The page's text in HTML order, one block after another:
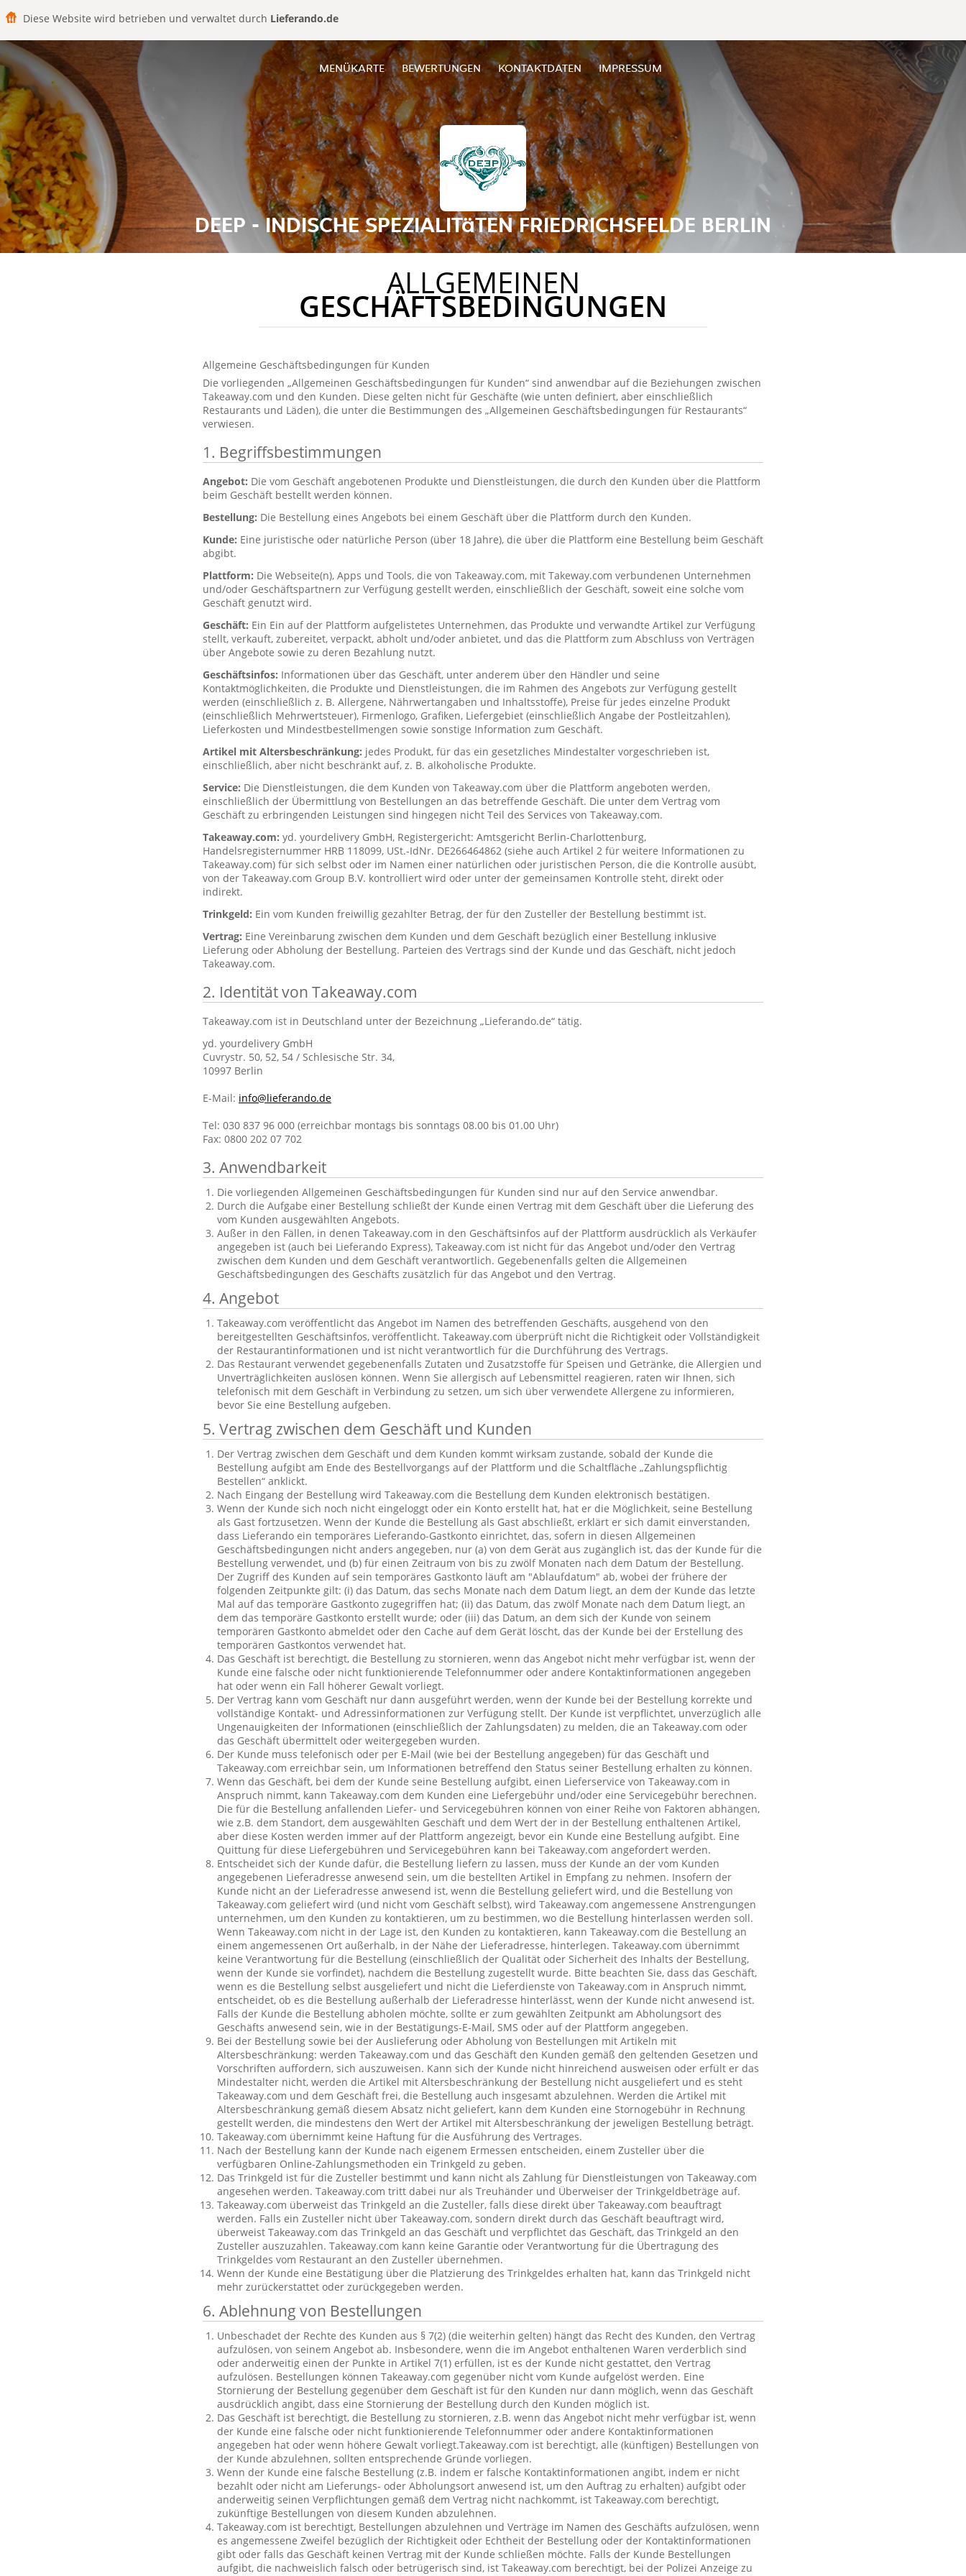
Diese Website wird betrieben und verwaltet durch Lieferando.de
MENÜKARTE BEWERTUNGEN KONTAKTDATEN IMPRESSUM
DEEP - INDISCHE SPEZIALITäTEN FRIEDRICHSFELDE BERLIN
ALLGEMEINEN
GESCHÄFTSBEDINGUNGEN
Allgemeine Geschäftsbedingungen für Kunden
Die vorliegenden „Allgemeinen Geschäftsbedingungen für Kunden“ sind anwendbar auf die Beziehungen zwischen
Takeaway.com und den Kunden. Diese gelten nicht für Geschäfte (wie unten definiert, aber einschließlich
Restaurants und Läden), die unter die Bestimmungen des „Allgemeinen Geschäftsbedingungen für Restaurants“
verwiesen.
1. Begriffsbestimmungen
Angebot: Die vom Geschäft angebotenen Produkte und Dienstleistungen, die durch den Kunden über die Plattform
beim Geschäft bestellt werden können.
Bestellung: Die Bestellung eines Angebots bei einem Geschäft über die Plattform durch den Kunden.
Kunde: Eine juristische oder natürliche Person (über 18 Jahre), die über die Plattform eine Bestellung beim Geschäft
abgibt.
Plattform: Die Webseite(n), Apps und Tools, die von Takeaway.com, mit Takeway.com verbundenen Unternehmen
und/oder Geschäftspartnern zur Verfügung gestellt werden, einschließlich der Geschäft, soweit eine solche vom
Geschäft genutzt wird.
Geschäft: Ein Ein auf der Plattform aufgelistetes Unternehmen, das Produkte und verwandte Artikel zur Verfügung
stellt, verkauft, zubereitet, verpackt, abholt und/oder anbietet, und das die Plattform zum Abschluss von Verträgen
über Angebote sowie zu deren Bezahlung nutzt.
Geschäftsinfos: Informationen über das Geschäft, unter anderem über den Händler und seine
Kontaktmöglichkeiten, die Produkte und Dienstleistungen, die im Rahmen des Angebots zur Verfügung gestellt
werden (einschließlich z. B. Allergene, Nährwertangaben und Inhaltsstoffe), Preise für jedes einzelne Produkt
(einschließlich Mehrwertsteuer), Firmenlogo, Grafiken, Liefergebiet (einschließlich Angabe der Postleitzahlen),
Lieferkosten und Mindestbestellmengen sowie sonstige Information zum Geschäft.
Artikel mit Altersbeschränkung: jedes Produkt, für das ein gesetzliches Mindestalter vorgeschrieben ist,
einschließlich, aber nicht beschränkt auf, z. B. alkoholische Produkte.
Service: Die Dienstleistungen, die dem Kunden von Takeaway.com über die Plattform angeboten werden,
einschließlich der Übermittlung von Bestellungen an das betreffende Geschäft. Die unter dem Vertrag vom
Geschäft zu erbringenden Leistungen sind hingegen nicht Teil des Services von Takeaway.com.
Takeaway.com: yd. yourdelivery GmbH, Registergericht: Amtsgericht Berlin-Charlottenburg,
Handelsregisternummer HRB 118099, USt.-IdNr. DE266464862 (siehe auch Artikel 2 für weitere Informationen zu
Takeaway.com) für sich selbst oder im Namen einer natürlichen oder juristischen Person, die die Kontrolle ausübt,
von der Takeaway.com Group B.V. kontrolliert wird oder unter der gemeinsamen Kontrolle steht, direkt oder
indirekt.
Trinkgeld: Ein vom Kunden freiwillig gezahlter Betrag, der für den Zusteller der Bestellung bestimmt ist.
Vertrag: Eine Vereinbarung zwischen dem Kunden und dem Geschäft bezüglich einer Bestellung inklusive
Lieferung oder Abholung der Bestellung. Parteien des Vertrags sind der Kunde und das Geschäft, nicht jedoch
Takeaway.com.
2. Identität von Takeaway.com
Takeaway.com ist in Deutschland unter der Bezeichnung „Lieferando.de“ tätig.
yd. yourdelivery GmbH
Cuvrystr. 50, 52, 54 / Schlesische Str. 34,
10997 Berlin
E-Mail: info@lieferando.de
Tel: 030 837 96 000 (erreichbar montags bis sonntags 08.00 bis 01.00 Uhr)
Fax: 0800 202 07 702
3. Anwendbarkeit
Die vorliegenden Allgemeinen Geschäftsbedingungen für Kunden sind nur auf den Service anwendbar.
Durch die Aufgabe einer Bestellung schließt der Kunde einen Vertrag mit dem Geschäft über die Lieferung des
vom Kunden ausgewählten Angebots.
Außer in den Fällen, in denen Takeaway.com in den Geschäftsinfos auf der Plattform ausdrücklich als Verkäufer
angegeben ist (auch bei Lieferando Express), Takeaway.com ist nicht für das Angebot und/oder den Vertrag
zwischen dem Kunden und dem Geschäft verantwortlich. Gegebenenfalls gelten die Allgemeinen
Geschäftsbedingungen des Geschäfts zusätzlich für das Angebot und den Vertrag.
4. Angebot
Takeaway.com veröffentlicht das Angebot im Namen des betreffenden Geschäfts, ausgehend von den
bereitgestellten Geschäftsinfos, veröffentlicht. Takeaway.com überprüft nicht die Richtigkeit oder Vollständigkeit
der Restaurantinformationen und ist nicht verantwortlich für die Durchführung des Vertrags.
Das Restaurant verwendet gegebenenfalls Zutaten und Zusatzstoffe für Speisen und Getränke, die Allergien und
Unverträglichkeiten auslösen können. Wenn Sie allergisch auf Lebensmittel reagieren, raten wir Ihnen, sich
telefonisch mit dem Geschäft in Verbindung zu setzen, um sich über verwendete Allergene zu informieren,
bevor Sie eine Bestellung aufgeben.
5. Vertrag zwischen dem Geschäft und Kunden
Der Vertrag zwischen dem Geschäft und dem Kunden kommt wirksam zustande, sobald der Kunde die
Bestellung aufgibt am Ende des Bestellvorgangs auf der Plattform und die Schaltfläche „Zahlungspflichtig
Bestellen“ anklickt.
Nach Eingang der Bestellung wird Takeaway.com die Bestellung dem Kunden elektronisch bestätigen.
Wenn der Kunde sich noch nicht eingeloggt oder ein Konto erstellt hat, hat er die Möglichkeit, seine Bestellung
als Gast fortzusetzen. Wenn der Kunde die Bestellung als Gast abschließt, erklärt er sich damit einverstanden,
dass Lieferando ein temporäres Lieferando-Gastkonto einrichtet, das, sofern in diesen Allgemeinen
Geschäftsbedingungen nicht anders angegeben, nur (a) von dem Gerät aus zugänglich ist, das der Kunde für die
Bestellung verwendet, und (b) für einen Zeitraum von bis zu zwölf Monaten nach dem Datum der Bestellung.
Der Zugriff des Kunden auf sein temporäres Gastkonto läuft am "Ablaufdatum" ab, wobei der frühere der
folgenden Zeitpunkte gilt: (i) das Datum, das sechs Monate nach dem Datum liegt, an dem der Kunde das letzte
Mal auf das temporäre Gastkonto zugegriffen hat; (ii) das Datum, das zwölf Monate nach dem Datum liegt, an
dem das temporäre Gastkonto erstellt wurde; oder (iii) das Datum, an dem sich der Kunde von seinem
temporären Gastkonto abmeldet oder den Cache auf dem Gerät löscht, das der Kunde bei der Erstellung des
temporären Gastkontos verwendet hat.
Das Geschäft ist berechtigt, die Bestellung zu stornieren, wenn das Angebot nicht mehr verfügbar ist, wenn der
Kunde eine falsche oder nicht funktionierende Telefonnummer oder andere Kontaktinformationen angegeben
hat oder wenn ein Fall höherer Gewalt vorliegt.
Der Vertrag kann vom Geschäft nur dann ausgeführt werden, wenn der Kunde bei der Bestellung korrekte und
vollständige Kontakt- und Adressinformationen zur Verfügung stellt. Der Kunde ist verpflichtet, unverzüglich alle
Ungenauigkeiten der Informationen (einschließlich der Zahlungsdaten) zu melden, die an Takeaway.com oder
das Geschäft übermittelt oder weitergegeben wurden.
Der Kunde muss telefonisch oder per E-Mail (wie bei der Bestellung angegeben) für das Geschäft und
Takeaway.com erreichbar sein, um Informationen betreffend den Status seiner Bestellung erhalten zu können.
Wenn das Geschäft, bei dem der Kunde seine Bestellung aufgibt, einen Lieferservice von Takeaway.com in
Anspruch nimmt, kann Takeaway.com dem Kunden eine Liefergebühr und/oder eine Servicegebühr berechnen.
Die für die Bestellung anfallenden Liefer- und Servicegebühren können von einer Reihe von Faktoren abhängen,
wie z.B. dem Standort, dem ausgewählten Geschäft und dem Wert der in der Bestellung enthaltenen Artikel,
aber diese Kosten werden immer auf der Plattform angezeigt, bevor ein Kunde eine Bestellung aufgibt. Eine
Quittung für diese Liefergebühren und Servicegebühren kann bei Takeaway.com angefordert werden.
Entscheidet sich der Kunde dafür, die Bestellung liefern zu lassen, muss der Kunde an der vom Kunden
angegebenen Lieferadresse anwesend sein, um die bestellten Artikel in Empfang zu nehmen. Insofern der
Kunde nicht an der Lieferadresse anwesend ist, wenn die Bestellung geliefert wird, und die Bestellung von
Takeaway.com geliefert wird (und nicht vom Geschäft selbst), wird Takeaway.com angemessene Anstrengungen
unternehmen, um den Kunden zu kontaktieren, um zu bestimmen, wo die Bestellung hinterlassen werden soll.
Wenn Takeaway.com nicht in der Lage ist, den Kunden zu kontaktieren, kann Takeaway.com die Bestellung an
einem angemessenen Ort außerhalb, in der Nähe der Lieferadresse, hinterlegen. Takeaway.com übernimmt
keine Verantwortung für die Bestellung (einschließlich der Qualität oder Sicherheit des Inhalts der Bestellung,
wenn der Kunde sie vorfindet), nachdem die Bestellung zugestellt wurde. Bitte beachten Sie, dass das Geschäft,
wenn es die Bestellung selbst ausgeliefert und nicht die Lieferdienste von Takeaway.com in Anspruch nimmt,
entscheidet, ob es die Bestellung außerhalb der Lieferadresse hinterlässt, wenn der Kunde nicht anwesend ist.
Falls der Kunde die Bestellung abholen möchte, sollte er zum gewählten Zeitpunkt am Abholungsort des
Geschäfts anwesend sein, wie in der Bestätigungs-E-Mail, SMS oder auf der Plattform angegeben.
Bei der Bestellung sowie bei der Auslieferung oder Abholung von Bestellungen mit Artikeln mit
Altersbeschränkung: werden Takeaway.com und das Geschäft den Kunden gemäß den geltenden Gesetzen und
Vorschriften auffordern, sich auszuweisen. Kann sich der Kunde nicht hinreichend ausweisen oder erfült er das
Mindestalter nicht, werden die Artikel mit Altersbeschränkung der Bestellung nicht ausgeliefert und es steht
Takeaway.com und dem Geschäft frei, die Bestellung auch insgesamt abzulehnen. Werden die Artikel mit
Altersbeschränkung gemäß diesem Absatz nicht geliefert, kann dem Kunden eine Stornogebühr in Rechnung
gestellt werden, die mindestens den Wert der Artikel mit Altersbeschränkung der jeweligen Bestellung beträgt.
Takeaway.com übernimmt keine Haftung für die Ausführung des Vertrages.
Nach der Bestellung kann der Kunde nach eigenem Ermessen entscheiden, einem Zusteller über die
verfügbaren Online-Zahlungsmethoden ein Trinkgeld zu geben.
Das Trinkgeld ist für die Zusteller bestimmt und kann nicht als Zahlung für Dienstleistungen von Takeaway.com
angesehen werden. Takeaway.com tritt dabei nur als Treuhänder und Überweiser der Trinkgeldbeträge auf.
Takeaway.com überweist das Trinkgeld an die Zusteller, falls diese direkt über Takeaway.com beauftragt
werden. Falls ein Zusteller nicht über Takeaway.com, sondern direkt durch das Geschäft beauftragt wird,
überweist Takeaway.com das Trinkgeld an das Geschäft und verpflichtet das Geschäft, das Trinkgeld an den
Zusteller auszuzahlen. Takeaway.com kann keine Garantie oder Verantwortung für die Übertragung des
Trinkgeldes vom Restaurant an den Zusteller übernehmen.
Wenn der Kunde eine Bestätigung über die Platzierung des Trinkgeldes erhalten hat, kann das Trinkgeld nicht
mehr zurückerstattet oder zurückgegeben werden.
6. Ablehnung von Bestellungen
Unbeschadet der Rechte des Kunden aus § 7(2) (die weiterhin gelten) hängt das Recht des Kunden, den Vertrag
aufzulösen, von seinem Angebot ab. Insbesondere, wenn die im Angebot enthaltenen Waren verderblich sind
oder anderweitig einen der Punkte in Artikel 7(1) erfüllen, ist es der Kunde nicht gestattet, den Vertrag
aufzulösen. Bestellungen können Takeaway.com gegenüber nicht vom Kunde aufgelöst werden. Eine
Stornierung der Bestellung gegenüber dem Geschäft ist für den Kunden nur dann möglich, wenn das Geschäft
ausdrücklich angibt, dass eine Stornierung der Bestellung durch den Kunden möglich ist.
Das Geschäft ist berechtigt, die Bestellung zu stornieren, z.B. wenn das Angebot nicht mehr verfügbar ist, wenn
der Kunde eine falsche oder nicht funktionierende Telefonnummer oder andere Kontaktinformationen
angegeben hat oder wenn höhere Gewalt vorliegt.Takeaway.com ist berechtigt, alle (künftigen) Bestellungen von
der Kunde abzulehnen, sollten entsprechende Gründe vorliegen.
Wenn der Kunde eine falsche Bestellung (z.B. indem er falsche Kontaktinformationen angibt, indem er nicht
bezahlt oder nicht am Lieferungs- oder Abholungsort anwesend ist, um den Auftrag zu erhalten) aufgibt oder
anderweitig seinen Verpflichtungen gemäß dem Vertrag nicht nachkommt, ist Takeaway.com berechtigt,
zukünftige Bestellungen von diesem Kunden abzulehnen.
Takeaway.com ist berechtigt, Bestellungen abzulehnen und Verträge im Namen des Geschäfts aufzulösen, wenn
es angemessene Zweifel bezüglich der Richtigkeit oder Echtheit der Bestellung oder der Kontaktinformationen
gibt oder falls das Geschäft keinen Vertrag mit der Kunde schließen möchte. Falls der Kunde Bestellungen
aufgibt, die nachweislich falsch oder betrügerisch sind, ist Takeaway.com berechtigt, bei der Polizei Anzeige zu